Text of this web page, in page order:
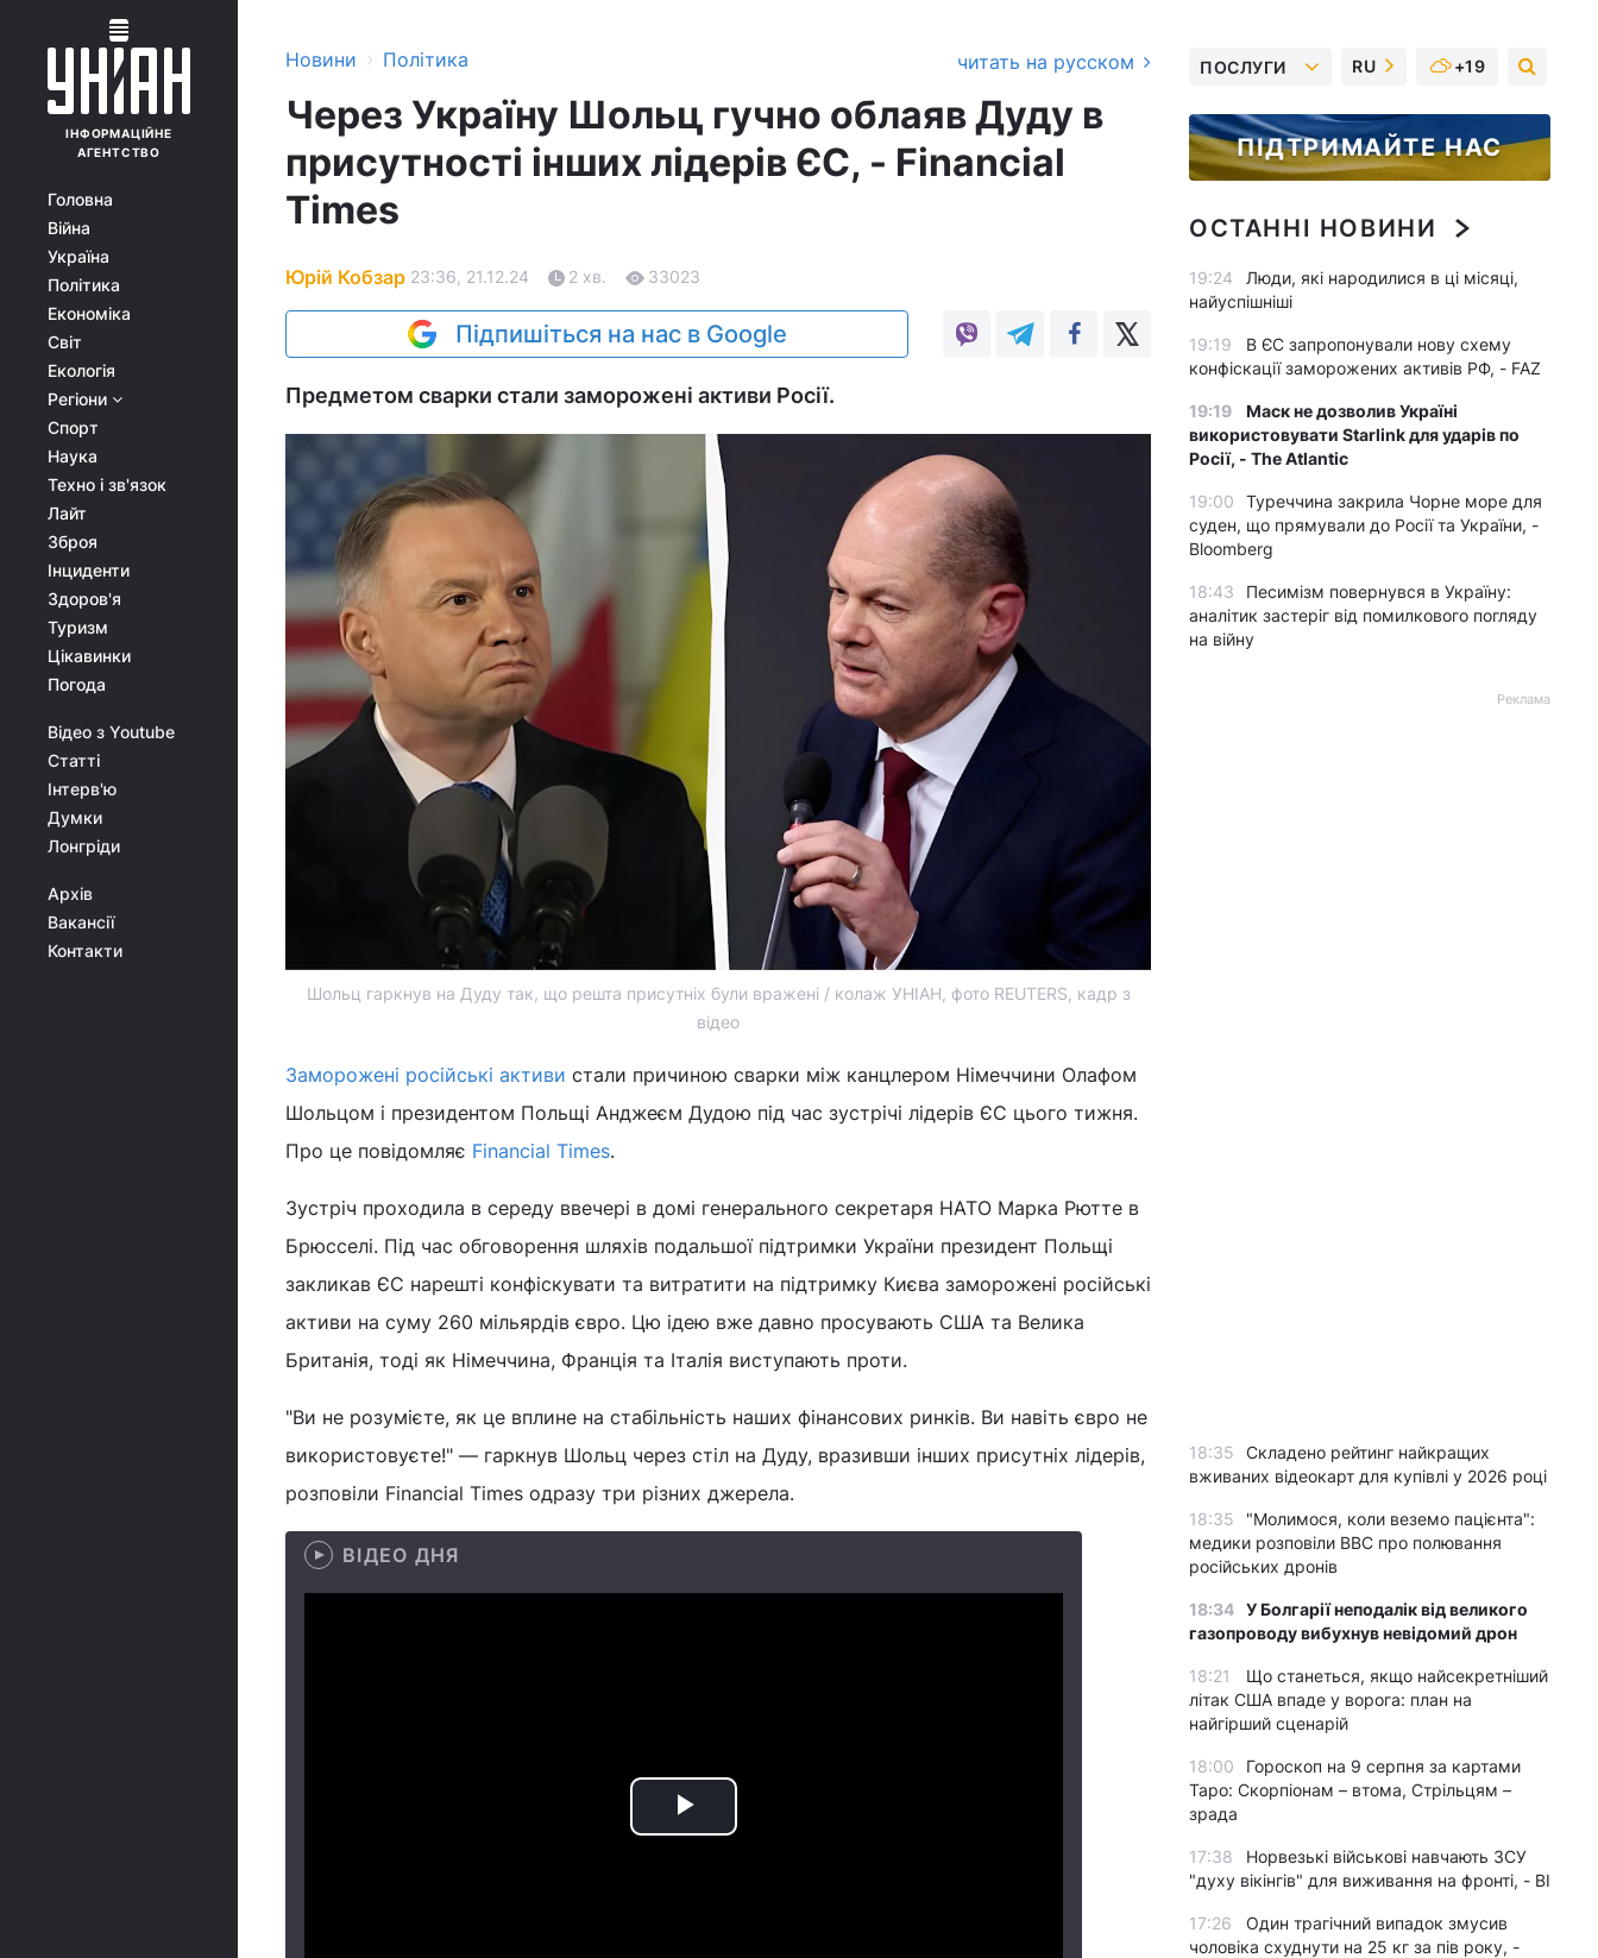
ІНФОРМАЦІЙНЕ
АГЕНТСТВО
Головна
Війна
Україна
Політика
Економіка
Світ
Екологія
Регіони
Спорт
Наука
Техно і зв'язок
Лайт
Зброя
Інциденти
Здоров'я
Туризм
Цікавинки
Погода
Відео з Youtube
Статті
Інтерв'ю
Думки
Лонгріди
Архів
Вакансії
Контакти
Новини › Політика читать на русском
Через Україну Шольц гучно облаяв Дуду в
присутності інших лідерів ЄС, - Financial
Times
Юрій Кобзар 23:36, 21.12.24 2 хв. 33023
Підпишіться на нас в Google
Предметом сварки стали заморожені активи Росії.
Шольц гаркнув на Дуду так, що решта присутніх були вражені / колаж УНІАН, фото REUTERS, кадр з
відео
Заморожені російські активи стали причиною сварки між канцлером Німеччини Олафом
Шольцом і президентом Польщі Анджеєм Дудою під час зустрічі лідерів ЄС цього тижня.
Про це повідомляє Financial Times.
Зустріч проходила в середу ввечері в домі генерального секретаря НАТО Марка Рютте в
Брюсселі. Під час обговорення шляхів подальшої підтримки України президент Польщі
закликав ЄС нарешті конфіскувати та витратити на підтримку Києва заморожені російські
активи на суму 260 мільярдів євро. Цю ідею вже давно просувають США та Велика
Британія, тоді як Німеччина, Франція та Італія виступають проти.
"Ви не розумієте, як це вплине на стабільність наших фінансових ринків. Ви навіть євро не
використовуєте!" — гаркнув Шольц через стіл на Дуду, вразивши інших присутніх лідерів,
розповіли Financial Times одразу три різних джерела.
ВІДЕО ДНЯ
Play
ПОСЛУГИ RU +19
ПІДТРИМАЙТЕ НАС
ОСТАННІ НОВИНИ
19:24
Люди, які народилися в ці місяці,
найуспішніші
19:19
В ЄС запропонували нову схему
конфіскації заморожених активів РФ, - FAZ
19:19
Маск не дозволив Україні
використовувати Starlink для ударів по
Росії, - The Atlantic
19:00
Туреччина закрила Чорне море для
суден, що прямували до Росії та України, -
Bloomberg
18:43
Песимізм повернувся в Україну:
аналітик застеріг від помилкового погляду
на війну
Реклама
18:35
Складено рейтинг найкращих
вживаних відеокарт для купівлі у 2026 році
18:35
"Молимося, коли веземо пацієнта":
медики розповіли BBC про полювання
російських дронів
18:34 У Болгарії неподалік від великого
газопроводу вибухнув невідомий дрон
18:21
Що станеться, якщо найсекретніший
літак США впаде у ворога: план на
найгірший сценарій
18:00
Гороскоп на 9 серпня за картами
Таро: Скорпіонам – втома, Стрільцям –
зрада
17:38
Норвезькі військові навчають ЗСУ
"духу вікінгів" для виживання на фронті, - BI
17:26
Один трагічний випадок змусив
чоловіка схуднути на 25 кг за пів року, -